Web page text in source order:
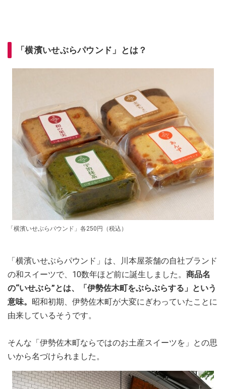
「横濱いせぶらパウンド」とは？
「横濱いせぶらパウンド」各250円（税込）
「横濱いせぶらパウンド」は、川本屋茶舗の自社ブランド
の和スイーツで、10数年ほど前に誕生しました。 商品名
の“いせぶら”とは、「伊勢佐木町をぶらぶらする」という
意味。 昭和初期、伊勢佐木町が大変にぎわっていたことに
由来しているそうです。
そんな「伊勢佐木町ならではのお土産スイーツを」との思
いから名づけられました。